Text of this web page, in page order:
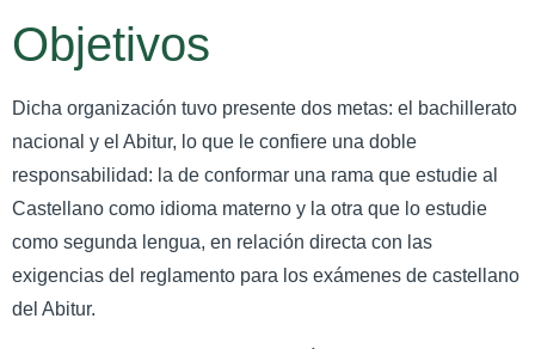
Objetivos
Dicha organización tuvo presente dos metas: el bachillerato
nacional y el Abitur, lo que le confiere una doble
responsabilidad: la de conformar una rama que estudie al
Castellano como idioma materno y la otra que lo estudie
como segunda lengua, en relación directa con las
exigencias del reglamento para los exámenes de castellano
del Abitur.